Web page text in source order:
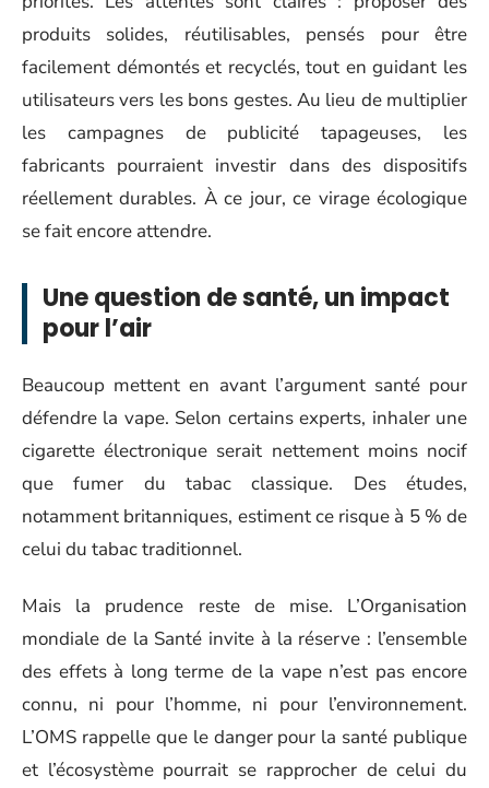
produits solides, réutilisables, pensés pour être
facilement démontés et recyclés, tout en guidant les
utilisateurs vers les bons gestes. Au lieu de multiplier
les campagnes de publicité tapageuses, les
fabricants pourraient investir dans des dispositifs
réellement durables. À ce jour, ce virage écologique
se fait encore attendre.
Une question de santé, un impact
pour l’air
Beaucoup mettent en avant l’argument santé pour
défendre la vape. Selon certains experts, inhaler une
cigarette électronique serait nettement moins nocif
que fumer du tabac classique. Des études,
notamment britanniques, estiment ce risque à 5 % de
celui du tabac traditionnel.
Mais la prudence reste de mise. L’Organisation
mondiale de la Santé invite à la réserve : l’ensemble
des effets à long terme de la vape n’est pas encore
connu, ni pour l’homme, ni pour l’environnement.
L’OMS rappelle que le danger pour la santé publique
et l’écosystème pourrait se rapprocher de celui du